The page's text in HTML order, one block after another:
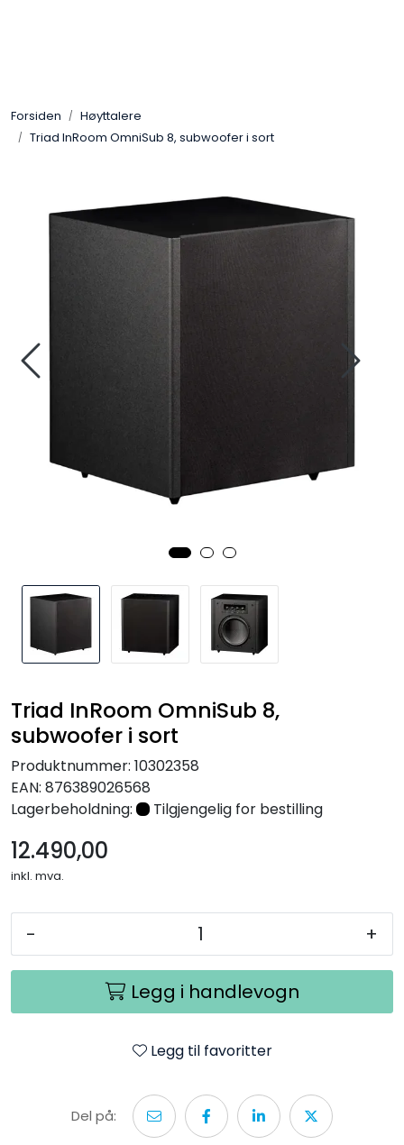
Forsiden
Høyttalere
Triad InRoom OmniSub 8, subwoofer i sort
Triad InRoom OmniSub 8,
subwoofer i sort
Produktnummer: 10302358
EAN: 876389026568
Lagerbeholdning:
Tilgjengelig for bestilling
12.490,00
inkl. mva.
- +
Legg i handlevogn
Legg til favoritter
Del på:
SONOS
Kabler
Tilbehør